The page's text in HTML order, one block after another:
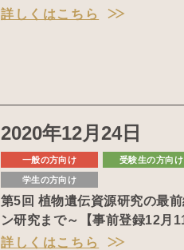
詳しくはこちら
2020年12月24日
一般の方向け 受験生の方向け
学生の方向け
第5回 植物遺伝資源研究の最
ン研究まで～【事前登録12月
詳しくはこちら